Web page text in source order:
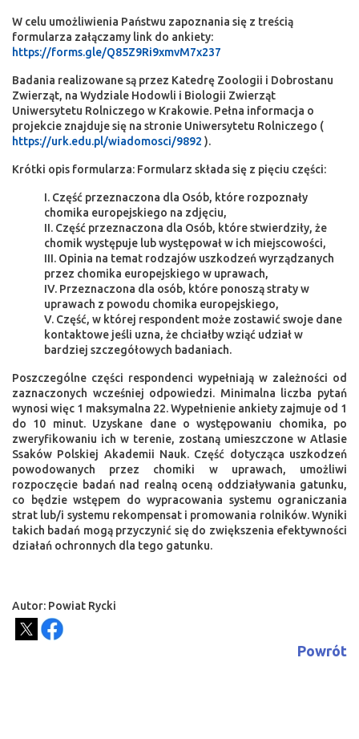
W celu umożliwienia Państwu zapoznania się z treścią
formularza załączamy link do ankiety:
https://forms.gle/Q85Z9Ri9xmvM7x237
Badania realizowane są przez Katedrę Zoologii i Dobrostanu
Zwierząt, na Wydziale Hodowli i Biologii Zwierząt
Uniwersytetu Rolniczego w Krakowie. Pełna informacja o
projekcie znajduje się na stronie Uniwersytetu Rolniczego (
https://urk.edu.pl/wiadomosci/9892 ).
Krótki opis formularza: Formularz składa się z pięciu części:
Część przeznaczona dla Osób, które rozpoznały
chomika europejskiego na zdjęciu,
Część przeznaczona dla Osób, które stwierdziły, że
chomik występuje lub występował w ich miejscowości,
Opinia na temat rodzajów uszkodzeń wyrządzanych
przez chomika europejskiego w uprawach,
Przeznaczona dla osób, które ponoszą straty w
uprawach z powodu chomika europejskiego,
Część, w której respondent może zostawić swoje dane
kontaktowe jeśli uzna, że chciałby wziąć udział w
bardziej szczegółowych badaniach.
Poszczególne części respondenci wypełniają w zależności od
zaznaczonych wcześniej odpowiedzi. Minimalna liczba pytań
wynosi więc 1 maksymalna 22. Wypełnienie ankiety zajmuje od 1
do 10 minut. Uzyskane dane o występowaniu chomika, po
zweryfikowaniu ich w terenie, zostaną umieszczone w Atlasie
Ssaków Polskiej Akademii Nauk. Część dotycząca uszkodzeń
powodowanych przez chomiki w uprawach, umożliwi
rozpoczęcie badań nad realną oceną oddziaływania gatunku,
co będzie wstępem do wypracowania systemu ograniczania
strat lub/i systemu rekompensat i promowania rolników. Wyniki
takich badań mogą przyczynić się do zwiększenia efektywności
działań ochronnych dla tego gatunku.
Autor: Powiat Rycki
Powrót